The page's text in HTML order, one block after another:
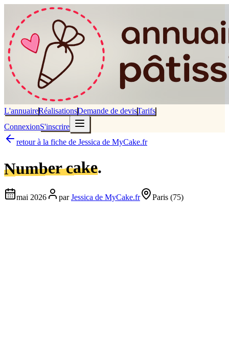
L'annuaireRéalisationsDemande de devisTarifs
ConnexionS'inscrire
retour à la fiche de Jessica de MyCake.fr
Number cake.
mai 2026 par Jessica de MyCake.fr Paris (75)